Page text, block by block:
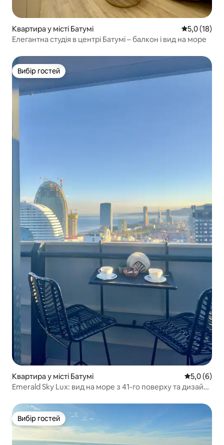
Квартира у місті Батумі Середня
5,0 (18)
Елегантна студія в центрі Батумі – балкон і вид на море
Вибір гостей
Вибір гостей
Квартира у місті Батумі Середня
5,0 (6)
Emerald Sky Lux: вид на море з 41-го поверху та дизайн
Вибір гостей
Вибір гостей